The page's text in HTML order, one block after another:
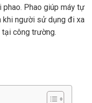
Phao giúp máy tự
khi người sử dụng đi xa
công trường.